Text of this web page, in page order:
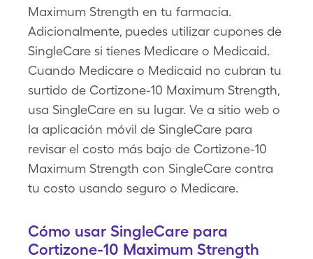
Maximum Strength en tu farmacia.
Adicionalmente, puedes utilizar cupones de
SingleCare si tienes Medicare o Medicaid.
Cuando Medicare o Medicaid no cubran tu
surtido de Cortizone-10 Maximum Strength,
usa SingleCare en su lugar. Ve a sitio web o
la aplicación móvil de SingleCare para
revisar el costo más bajo de Cortizone-10
Maximum Strength con SingleCare contra
tu costo usando seguro o Medicare.
Cómo usar SingleCare para
Cortizone-10 Maximum Strength